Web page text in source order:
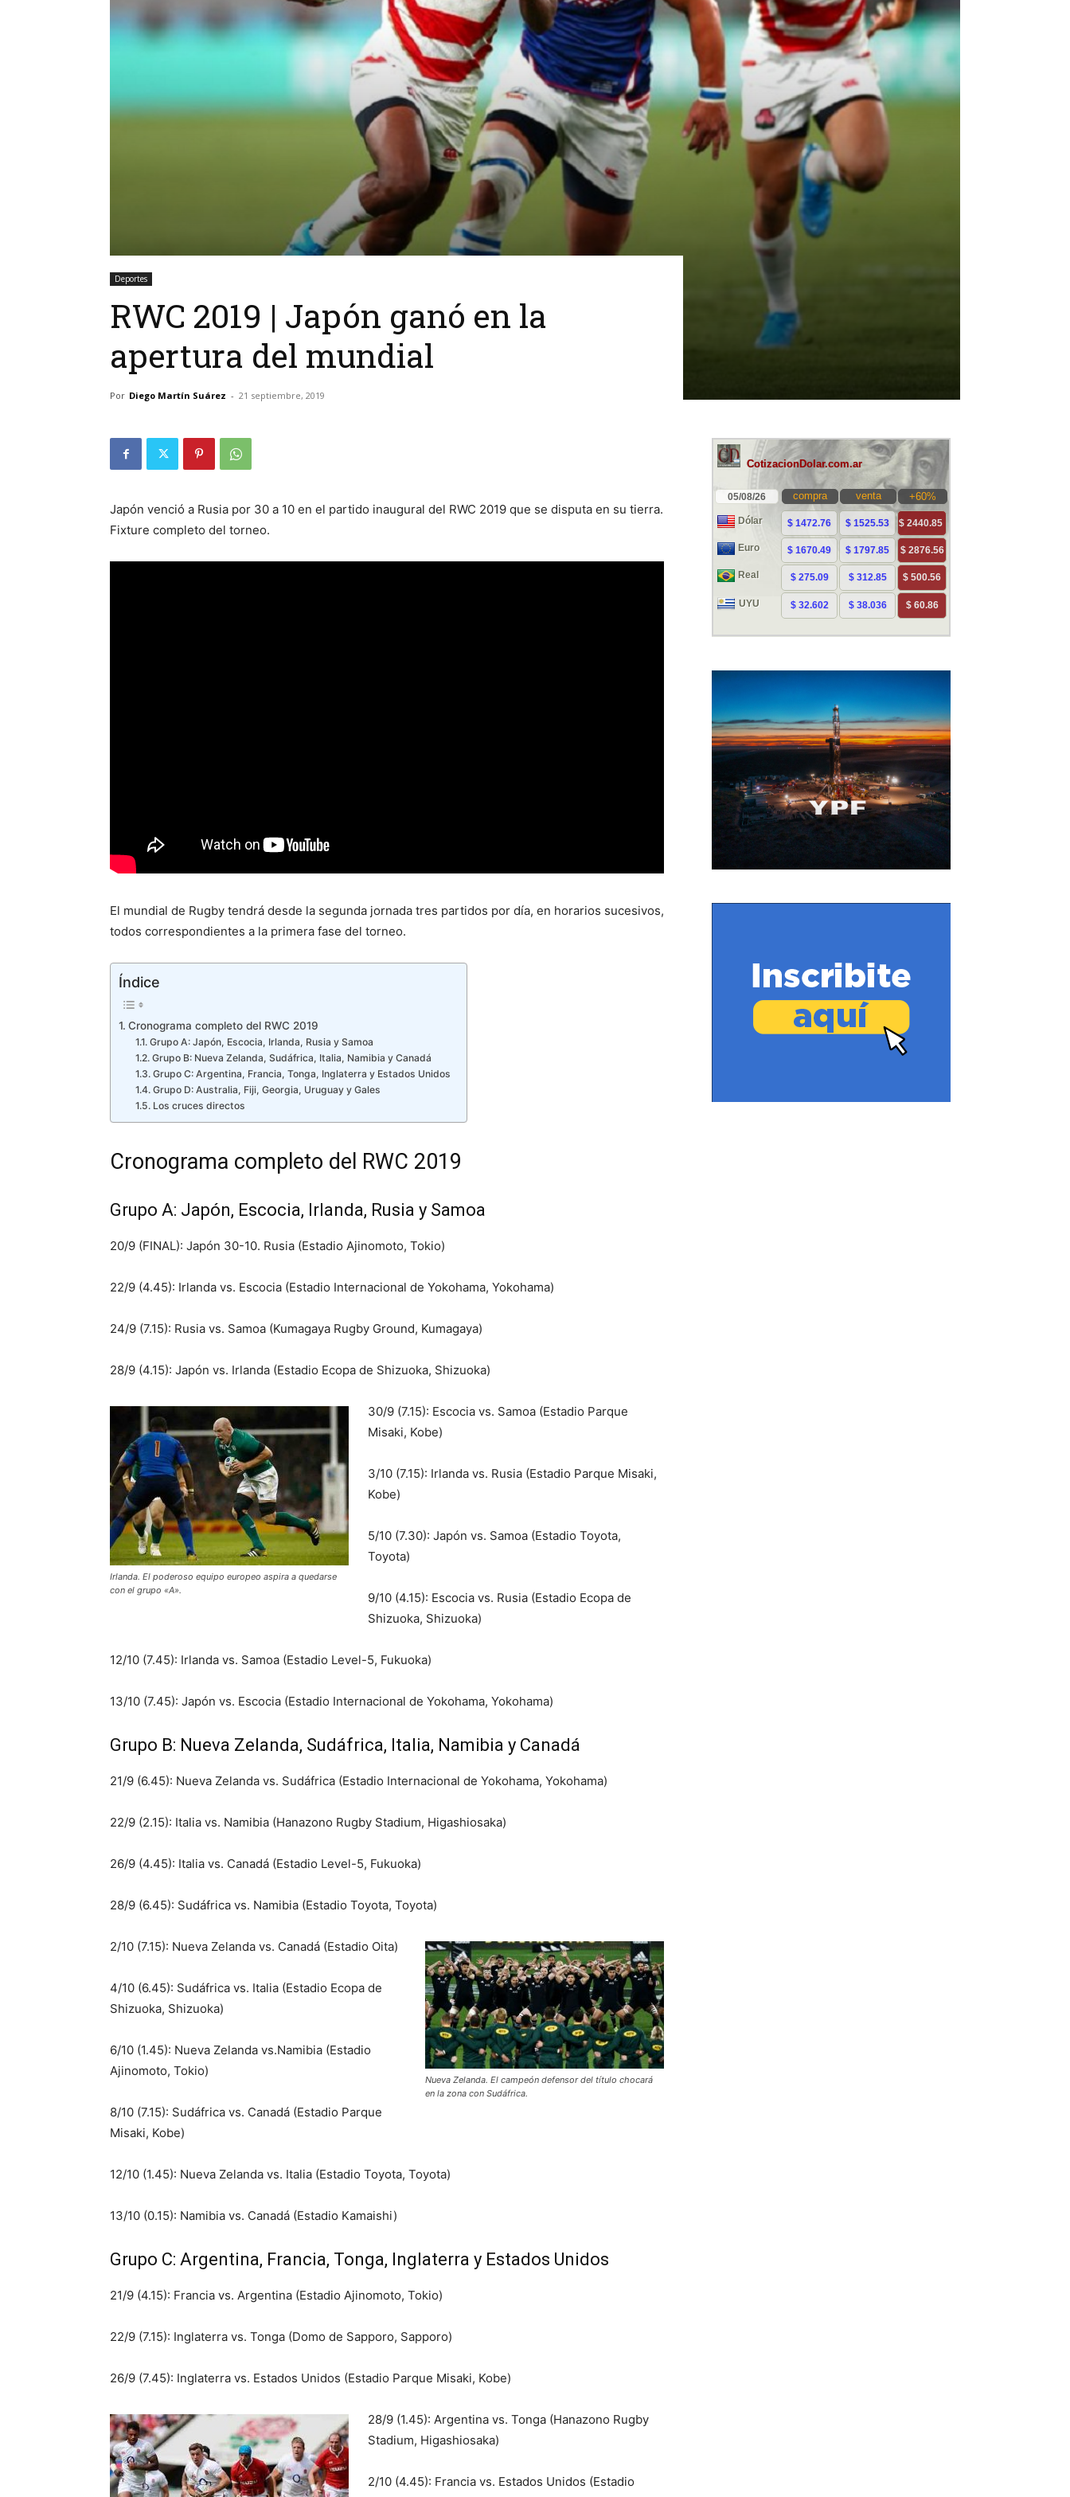
Deportes
RWC 2019 | Japón ganó en la
apertura del mundial
Por Diego Martín Suárez - 21 septiembre, 2019
Japón venció a Rusia por 30 a 10 en el partido inaugural del RWC 2019 que se disputa en su tierra.
Fixture completo del torneo.
El mundial de Rugby tendrá desde la segunda jornada tres partidos por día, en horarios sucesivos,
todos correspondientes a la primera fase del torneo.
Índice
Cronograma completo del RWC 2019
Grupo A: Japón, Escocia, Irlanda, Rusia y Samoa
Grupo B: Nueva Zelanda, Sudáfrica, Italia, Namibia y Canadá
Grupo C: Argentina, Francia, Tonga, Inglaterra y Estados Unidos
Grupo D: Australia, Fiji, Georgia, Uruguay y Gales
Los cruces directos
Cronograma completo del RWC 2019
Grupo A: Japón, Escocia, Irlanda, Rusia y Samoa
20/9 (FINAL): Japón 30-10. Rusia (Estadio Ajinomoto, Tokio)
22/9 (4.45): Irlanda vs. Escocia (Estadio Internacional de Yokohama, Yokohama)
24/9 (7.15): Rusia vs. Samoa (Kumagaya Rugby Ground, Kumagaya)
28/9 (4.15): Japón vs. Irlanda (Estadio Ecopa de Shizuoka, Shizuoka)
Irlanda. El poderoso equipo europeo aspira a quedarse
con el grupo «A».
30/9 (7.15): Escocia vs. Samoa (Estadio Parque
Misaki, Kobe)
3/10 (7.15): Irlanda vs. Rusia (Estadio Parque Misaki,
Kobe)
5/10 (7.30): Japón vs. Samoa (Estadio Toyota,
Toyota)
9/10 (4.15): Escocia vs. Rusia (Estadio Ecopa de
Shizuoka, Shizuoka)
12/10 (7.45): Irlanda vs. Samoa (Estadio Level-5, Fukuoka)
13/10 (7.45): Japón vs. Escocia (Estadio Internacional de Yokohama, Yokohama)
Grupo B: Nueva Zelanda, Sudáfrica, Italia, Namibia y Canadá
21/9 (6.45): Nueva Zelanda vs. Sudáfrica (Estadio Internacional de Yokohama, Yokohama)
22/9 (2.15): Italia vs. Namibia (Hanazono Rugby Stadium, Higashiosaka)
26/9 (4.45): Italia vs. Canadá (Estadio Level-5, Fukuoka)
28/9 (6.45): Sudáfrica vs. Namibia (Estadio Toyota, Toyota)
Nueva Zelanda. El campeón defensor del título chocará
en la zona con Sudáfrica.
2/10 (7.15): Nueva Zelanda vs. Canadá (Estadio Oita)
4/10 (6.45): Sudáfrica vs. Italia (Estadio Ecopa de
Shizuoka, Shizuoka)
6/10 (1.45): Nueva Zelanda vs.Namibia (Estadio
Ajinomoto, Tokio)
8/10 (7.15): Sudáfrica vs. Canadá (Estadio Parque
Misaki, Kobe)
12/10 (1.45): Nueva Zelanda vs. Italia (Estadio Toyota, Toyota)
13/10 (0.15): Namibia vs. Canadá (Estadio Kamaishi)
Grupo C: Argentina, Francia, Tonga, Inglaterra y Estados Unidos
21/9 (4.15): Francia vs. Argentina (Estadio Ajinomoto, Tokio)
22/9 (7.15): Inglaterra vs. Tonga (Domo de Sapporo, Sapporo)
26/9 (7.45): Inglaterra vs. Estados Unidos (Estadio Parque Misaki, Kobe)
28/9 (1.45): Argentina vs. Tonga (Hanazono Rugby
Stadium, Higashiosaka)
2/10 (4.45): Francia vs. Estados Unidos (Estadio